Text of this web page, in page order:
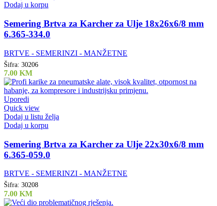
Dodaj u korpu
Semering Brtva za Karcher za Ulje 18x26x6/8 mm
6.365-334.0
BRTVE - SEMERINZI - MANŽETNE
Šifra: 30206
7.00 KM
Uporedi
Quick view
Dodaj u listu želja
Dodaj u korpu
Semering Brtva za Karcher za Ulje 22x30x6/8 mm
6.365-059.0
BRTVE - SEMERINZI - MANŽETNE
Šifra: 30208
7.00 KM